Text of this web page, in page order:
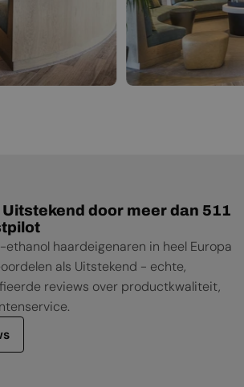
door meer dan 511
haardeigenaren in heel Europa
als Uitstekend - echte,
reviews over productkwaliteit,